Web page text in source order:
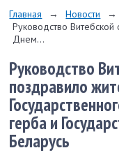
Главная → Новости →
Руководство
Днем...
Руководство
поздравило
герба и
Беларусь